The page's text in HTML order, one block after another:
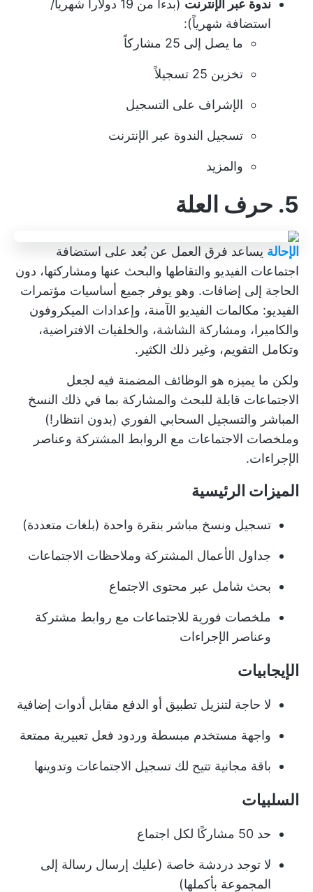
ندوة عبر الإنترنت
(بدءاً من 19 دولاراً شهرياً/
استضافة شهرياً):
ما يصل إلى 25 مشاركاً
تخزين 25 تسجيلاً
الإشراف على التسجيل
تسجيل الندوة عبر الإنترنت
والمزيد
5. حرف العلة
الإحالة يساعد فرق العمل عن بُعد على استضافة
اجتماعات الفيديو والتقاطها والبحث عنها ومشاركتها، دون
الحاجة إلى إضافات. وهو يوفر جميع أساسيات مؤتمرات
الفيديو: مكالمات الفيديو الآمنة، وإعدادات الميكروفون
والكاميرا، ومشاركة الشاشة، والخلفيات الافتراضية،
وتكامل التقويم، وغير ذلك الكثير.
ولكن ما يميزه هو الوظائف المضمنة فيه لجعل
الاجتماعات قابلة للبحث والمشاركة بما في ذلك النسخ
المباشر والتسجيل السحابي الفوري (بدون انتظار!)
وملخصات الاجتماعات مع الروابط المشتركة وعناصر
الإجراءات.
الميزات الرئيسية
تسجيل ونسخ مباشر بنقرة واحدة (بلغات متعددة)
جداول الأعمال المشتركة وملاحظات الاجتماعات
بحث شامل عبر محتوى الاجتماع
ملخصات فورية للاجتماعات مع روابط مشتركة
وعناصر الإجراءات
الإيجابيات
لا حاجة لتنزيل تطبيق أو الدفع مقابل أدوات إضافية
واجهة مستخدم مبسطة وردود فعل تعبيرية ممتعة
باقة مجانية تتيح لك تسجيل الاجتماعات وتدوينها
السلبيات
حد 50 مشاركًا لكل اجتماع
لا توجد دردشة خاصة (عليك إرسال رسالة إلى
المجموعة بأكملها)